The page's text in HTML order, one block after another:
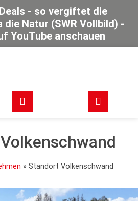
- so vergiftet die
die Natur (SWR Vollbild) -
YouTube anschauen
» Standort Volkenschwand